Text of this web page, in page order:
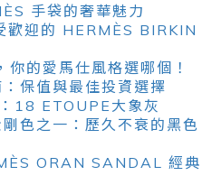
手袋的奢華魅力
歡迎的 HERMÈS BIRKIN
的愛馬仕風格選哪個！
保值與最佳投資選擇
18 ETOUPE大象灰
色之一：歷久不衰的黑色
ORAN SANDAL 經典